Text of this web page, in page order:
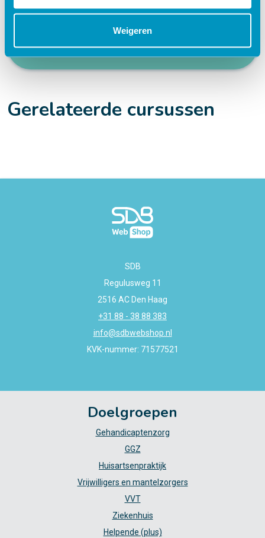
Weigeren
Accreditatiepunten worden automatisch
bijgeschreven
Gerelateerde cursussen
SDB
Regulusweg 11
2516 AC Den Haag
+31 88 - 38 88 383
info@sdbwebshop.nl
KVK-nummer: 71577521
Doelgroepen
Gehandicaptenzorg
GGZ
Huisartsenpraktijk
Vrijwilligers en mantelzorgers
VVT
Ziekenhuis
Helpende (plus)